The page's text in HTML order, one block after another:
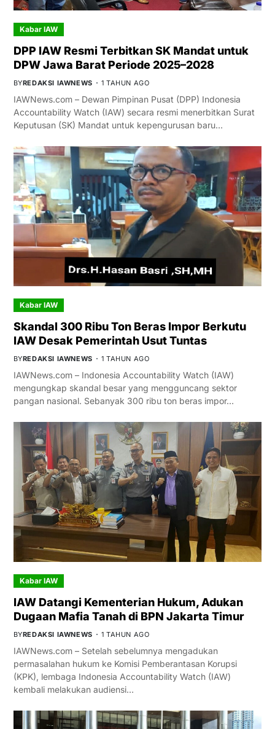
Kabar IAW
DPP IAW Resmi Terbitkan SK Mandat untuk
DPW Jawa Barat Periode 2025–2028
BYREDAKSI IAWNEWS 1 TAHUN AGO
IAWNews.com – Dewan Pimpinan Pusat (DPP) Indonesia
Accountability Watch (IAW) secara resmi menerbitkan Surat
Keputusan (SK) Mandat untuk kepengurusan baru…
Kabar IAW
Skandal 300 Ribu Ton Beras Impor Berkutu
IAW Desak Pemerintah Usut Tuntas
BYREDAKSI IAWNEWS 1 TAHUN AGO
IAWNews.com – Indonesia Accountability Watch (IAW)
mengungkap skandal besar yang mengguncang sektor
pangan nasional. Sebanyak 300 ribu ton beras impor…
Kabar IAW
IAW Datangi Kementerian Hukum, Adukan
Dugaan Mafia Tanah di BPN Jakarta Timur
BYREDAKSI IAWNEWS 1 TAHUN AGO
IAWNews.com – Setelah sebelumnya mengadukan
permasalahan hukum ke Komisi Pemberantasan Korupsi
(KPK), lembaga Indonesia Accountability Watch (IAW)
kembali melakukan audiensi…